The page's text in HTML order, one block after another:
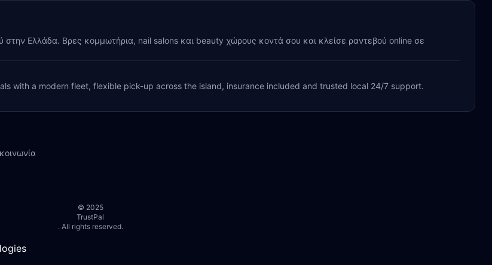
στην Ελλάδα. Βρες κομμωτήρια, nail salons και beauty χώρους κοντά σου και κλείσε ραντεβού online σε
with a modern fleet, flexible pick-up across the island, insurance included and trusted local 24/7 support.
© 2025
TrustPal
. All rights reserved.